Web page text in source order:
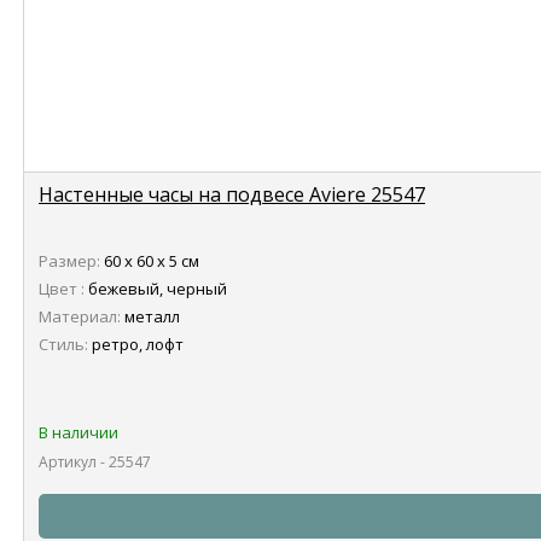
Настенные часы на подвесе Aviere 25547
Размер: 60 х 60 х 5 см
Цвет : бежевый, черный
Материал: металл
Стиль: ретро, лофт
В наличии
Артикул - 25547